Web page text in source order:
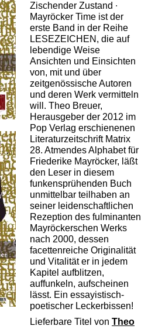
Zischender Zustand ∙
Mayröcker Time ist der
erste Band in der Reihe
LESEZEICHEN, die auf
lebendige Weise
Ansichten und Einsichten
von, mit und über
zeitgenössische Autoren
und deren Werk vermitteln
will. Theo Breuer,
Herausgeber der 2012 im
Pop Verlag erschienenen
Literaturzeitschrift Matrix
28. Atmendes Alphabet für
Friederike Mayröcker, läßt
den Leser in diesem
funkensprühenden Buch
unmittelbar teilhaben an
seiner leidenschaftlichen
Rezeption des fulminanten
Mayröckerschen Werks
nach 2000, dessen
facettenreiche Originalität
und Vitalität er in jedem
Kapitel aufblitzen,
auffunkeln, aufscheinen
lässt. Ein essayistisch-
poetischer Leckerbissen!
Lieferbare Titel von Theo